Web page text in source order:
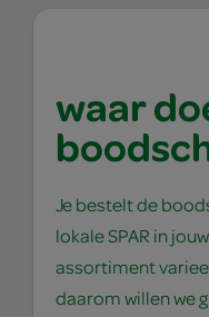
waar
Je bestelt de
lokale SPAR in
assortiment
daarom willen we